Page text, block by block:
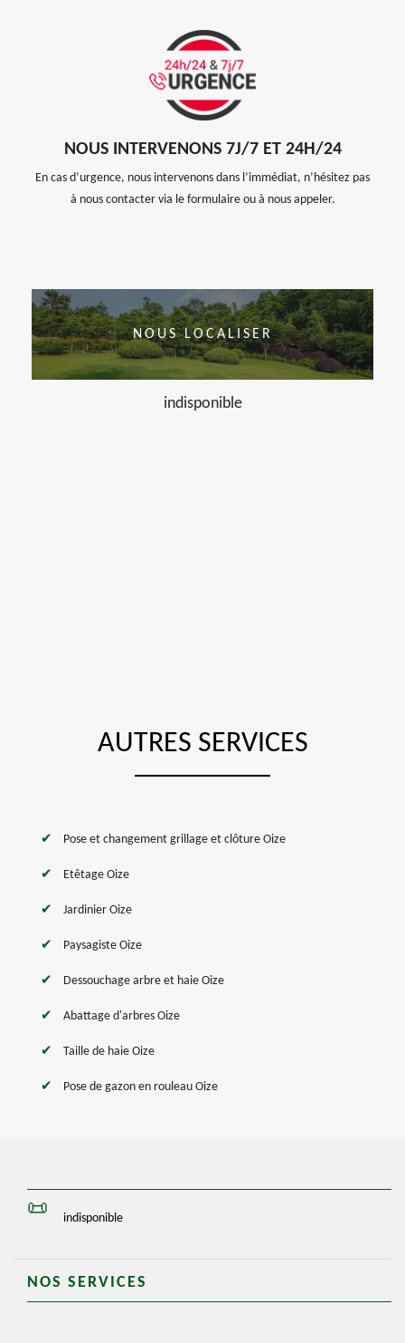
NOUS INTERVENONS 7J/7 ET 24H/24
En cas d’urgence, nous intervenons dans l’immédiat, n’hésitez pas
à nous contacter via le formulaire ou à nous appeler.
NOUS LOCALISER
indisponible
AUTRES SERVICES
Pose et changement grillage et clôture Oize
Etêtage Oize
Jardinier Oize
Paysagiste Oize
Dessouchage arbre et haie Oize
Abattage d'arbres Oize
Taille de haie Oize
Pose de gazon en rouleau Oize
indisponible
NOS SERVICES